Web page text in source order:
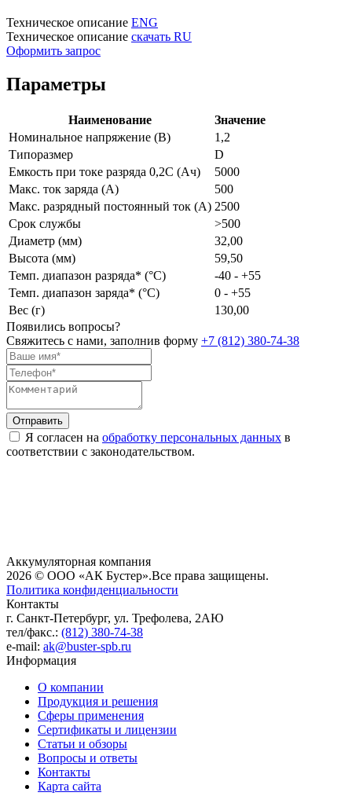
Техническое описание ENG
Техническое описание скачать RU
Оформить запрос
Параметры
Наименование
Значение
Номинальное напряжение (В)
1,2
Типоразмер
D
Емкость при токе разряда 0,2С (Ач)
5000
Макс. ток заряда (А)
500
Макс. разрядный постоянный ток (А) 2500
Срок службы
>500
Диаметр (мм)
32,00
Высота (мм)
59,50
Темп. диапазон разряда* (°C)
-40 - +55
Темп. диапазон заряда* (°C)
0 - +55
Вес (г)
130,00
Появились вопросы?
Свяжитесь с нами, заполнив форму +7 (812) 380-74-38
Я согласен на обработку персональных данных в
соответствии с законодательством.
Аккумуляторная компания
2026 © ООО «АК Бустер».Все права защищены.
Политика конфиденциальности
Контакты
г. Санкт-Петербург, ул. Трефолева, 2АЮ
тел/факс.: (812) 380-74-38
e-mail: ak@buster-spb.ru
Информация
О компании
Продукция и решения
Сферы применения
Сертификаты и лицензии
Статьи и обзоры
Вопросы и ответы
Контакты
Карта сайта